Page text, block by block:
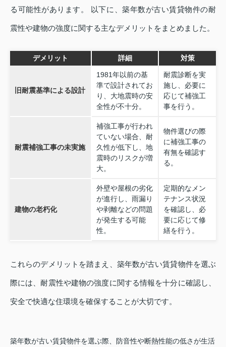
る可能性があります。 以下に、築年数が古い賃貸物件の耐
震性や建物の強度に関する主なデメリットをまとめました。
デメリット 詳細 対策
旧耐震基準による設計
1981年以前の基
準で設計されてお
り、大地震時の安
全性が不十分。
耐震診断を実
施し、必要に
応じて補強工
事を行う。
耐震補強工事の未実施
補強工事が行われ
ていない場合、耐
久性が低下し、地
震時のリスクが増
大。
物件選びの際
に補強工事の
有無を確認す
る。
建物の老朽化
外壁や屋根の劣化
が進行し、雨漏り
や剥離などの問題
が発生する可能
性。
定期的なメン
テナンス状況
を確認し、必
要に応じて修
繕を行う。
これらのデメリットを踏まえ、築年数が古い賃貸物件を選ぶ
際には、耐震性や建物の強度に関する情報を十分に確認し、
安全で快適な住環境を確保することが大切です。
築年数が古い賃貸物件を選ぶ際、防音性や断熱性能の低さが生活